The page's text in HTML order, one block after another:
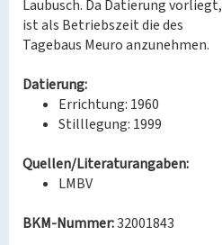
Laubusch. Da Datierung vorliegt,
ist als Betriebszeit die des
Tagebaus Meuro anzunehmen.
Datierung:
Errichtung: 1960
Stilllegung: 1999
Quellen/Literaturangaben:
LMBV
BKM-Nummer:32001843